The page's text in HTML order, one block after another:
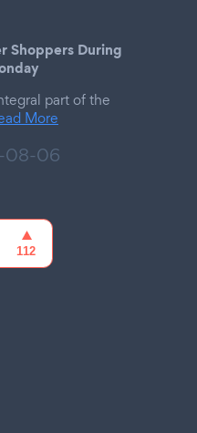
Shoppers During
part of the
More
08-06